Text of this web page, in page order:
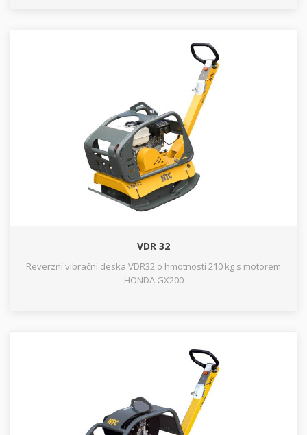
VDR 32
Reverzní vibrační deska VDR32 o hmotnosti 210 kg s motorem
HONDA GX200